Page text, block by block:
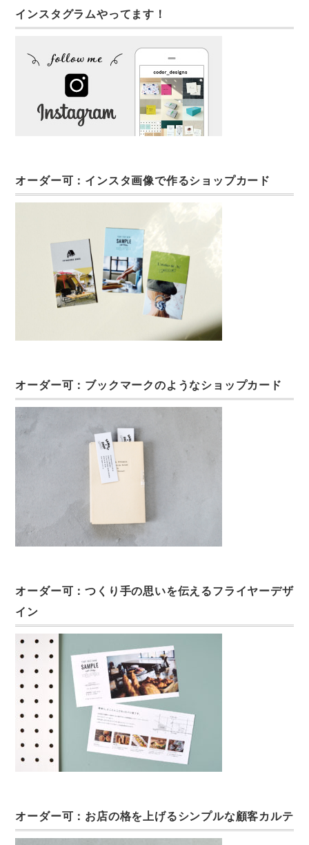
インスタグラムやってます！
オーダー可：インスタ画像で作るショップカード
オーダー可：ブックマークのようなショップカード
オーダー可：つくり手の思いを伝えるフライヤーデザ
イン
オーダー可：お店の格を上げるシンプルな顧客カルテ